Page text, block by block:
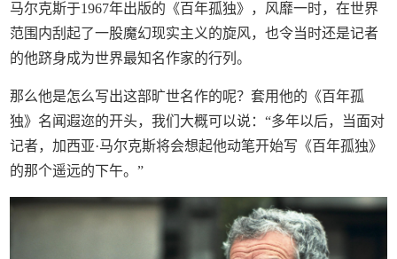
马尔克斯于1967年出版的《百年孤独》，风靡一时，在世界
范围内刮起了一股魔幻现实主义的旋风，也令当时还是记者
的他跻身成为世界最知名作家的行列。
那么他是怎么写出这部旷世名作的呢？套用他的《百年孤
独》名闻遐迩的开头，我们大概可以说：“多年以后，当面对
记者，加西亚·马尔克斯将会想起他动笔开始写《百年孤独》
的那个遥远的下午。”